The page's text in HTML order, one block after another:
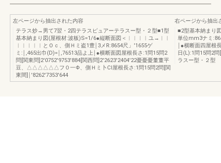
左ページから抽出された内容
テラス炒→男て7翌・2四テラスピュアーテラスー型・２型■1型
基本納まり図(屋根材:波板)S=1/6●縦断面図＜︱︱︱︱ユ→︱︱
︱︱︱︱︱とＯｃ、側Ｈミ盗1豊￨3メR:8654尺」′1655ゲ
ミ:￨,465出巾(D)=￨,76513品よ上￨●横断面図屋根長さ:1問15問2
問[関東問]2′0752′9753′884[関西問]2′2623′2404′22憂憂憂董董平
豆、△△△△△△フ０一Φ、側Ｈミ卜CI屋根長さ:1問15問2問[関
東間]￨′8262′7353′644
右ページから抽出
■2型基本納まり
単位mm3ナミ
￨●横断面四屋根
日(L):1問15問2
ラスー型・２型